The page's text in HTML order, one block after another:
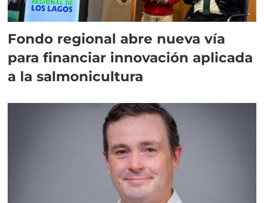
Fondo regional abre nueva vía
para financiar innovación aplicada
a la salmonicultura